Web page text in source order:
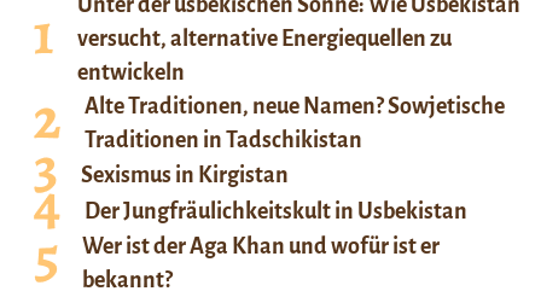
Unter der usbekischen Sonne: Wie Usbekistan
versucht, alternative Energiequellen zu
entwickeln
Alte Traditionen, neue Namen? Sowjetische
Traditionen in Tadschikistan
Sexismus in Kirgistan
Der Jungfräulichkeitskult in Usbekistan
Wer ist der Aga Khan und wofür ist er
bekannt?